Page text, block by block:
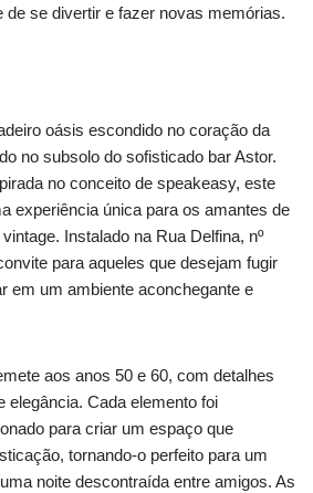
de se divertir e fazer novas memórias.
oásis escondido no coração da
no subsolo do sofisticado bar Astor.
no conceito de speakeasy, este
experiência única para os amantes de
Instalado na Rua Delfina, nº
para aqueles que desejam fugir
em um ambiente aconchegante e
aos anos 50 e 60, com detalhes
elegância. Cada elemento foi
para criar um espaço que
tornando-o perfeito para um
noite descontraída entre amigos. As